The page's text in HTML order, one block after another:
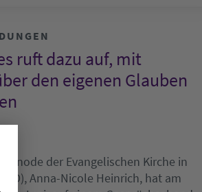
ruft dazu auf, mit
den eigenen Glauben
Synode der Evangelischen Kirche in
Anna-Nicole Heinrich, hat am